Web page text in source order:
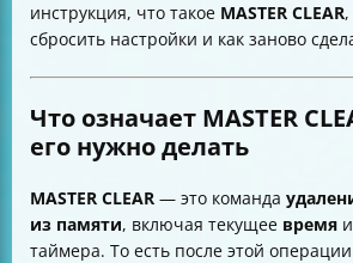
инструкция, что такое MASTER CLEAR,
сбросить настройки и как заново
Что означает MASTER
его нужно делать
MASTER CLEAR — это команда
из памяти, включая текущее время
таймера. То есть после этой операции